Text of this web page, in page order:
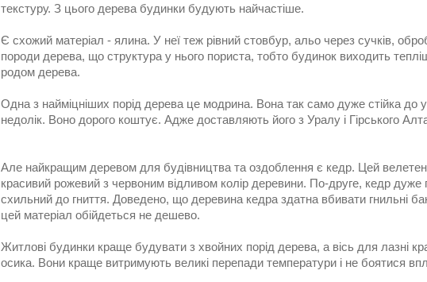
текстуру. З цього дерева будинки будують найчастіше.
Є схожий матеріал - ялина. У неї теж рівний стовбур, альо через сучків,
породи дерева, що структура у нього пориста, тобто будинок виходить
родом дерева.
Одна з найміцніших порід дерева це модрина. Вона так само дуже стійка до
недолік. Воно дорого коштує. Адже доставляють його з Уралу і Гірського
Але найкращим деревом для будівництва та оздоблення є кедр. Цей
красивий рожевий з червоним відливом колір деревини. По-друге, кедр дуже
схильний до гниття. Доведено, що деревина кедра здатна вбивати гнильні
цей матеріал обійдеться не дешево.
Житлові будинки краще будувати з хвойних порід дерева, а вісь для лазні
осика. Вони краще витримують великі перепади температури і не боятися